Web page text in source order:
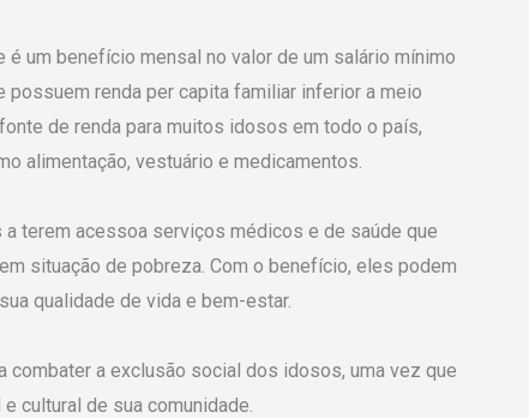
é um benefício mensal no valor de um salário mínimo
renda per capita familiar inferior a meio
de renda para muitos idosos em todo o país,
alimentação, vestuário e medicamentos.
terem acessoa serviços médicos e de saúde que
situação de pobreza. Com o benefício, eles podem
qualidade de vida e bem-estar.
combater a exclusão social dos idosos, uma vez que
cultural de sua comunidade.